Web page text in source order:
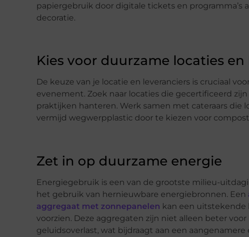
papiergebruik door digitale tickets en programma’s
decoratie.
Kies voor duurzame locaties en
De keuze van je locatie en leveranciers is cruciaal
evenement. Zoek naar locaties die gecertificeerd
praktijken hanteren. Werk samen met cateraars
vermijd wegwerpplastic door te kiezen voor
Zet in op duurzame energie
Energiegebruik is een van de grootste milieu-
het gebruik van hernieuwbare energiebronnen. Een
aggregaat met zonnepanelen kan een uitstekende
voorzien. Deze aggregaten zijn niet alleen beter
geluidsoverlast, wat bijdraagt aan een aangenamere